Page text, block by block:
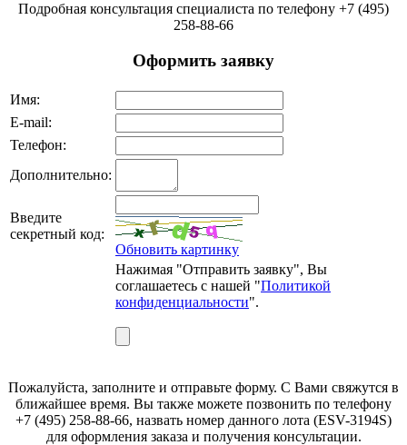
Подробная консультация специалиста по телефону +7 (495)
258-88-66
Оформить заявку
Имя:
Е-mail:
Телефон:
Дополнительно:
Введите
секретный код:
Обновить картинку
Нажимая "Отправить заявку", Вы
соглашаетесь с нашей "Политикой
конфиденциальности".
Пожалуйста, заполните и отправьте форму. С Вами свяжутся в
ближайшее время. Вы также можете позвонить по телефону
+7 (495) 258-88-66, назвать номер данного лота (ESV-3194S)
для оформления заказа и получения консультации.